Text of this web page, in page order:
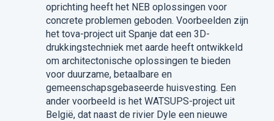
oprichting heeft het NEB oplossingen voor
concrete problemen geboden. Voorbeelden zijn
het tova-project uit Spanje dat een 3D-
drukkingstechniek met aarde heeft ontwikkeld
om architectonische oplossingen te bieden
voor duurzame, betaalbare en
gemeenschapsgebaseerde huisvesting. Een
ander voorbeeld is het WATSUPS-project uit
België, dat naast de rivier Dyle een nieuwe